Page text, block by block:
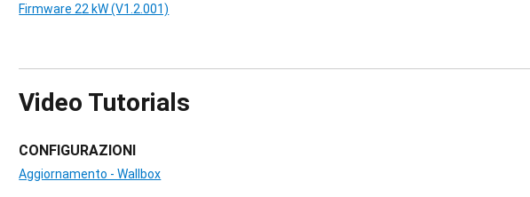
Firmware 22 kW (V1.2.001)
Video Tutorials
CONFIGURAZIONI
Aggiornamento - Wallbox